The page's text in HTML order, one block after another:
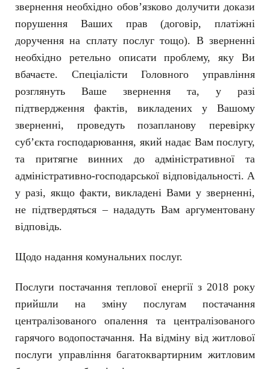
звернення необхідно обов’язково долучити докази
порушення Ваших прав (договір, платіжні
доручення на сплату послуг тощо). В зверненні
необхідно ретельно описати проблему, яку Ви
вбачаєте. Спеціалісти Головного управління
розглянуть Ваше звернення та, у разі
підтвердження фактів, викладених у Вашому
зверненні, проведуть позапланову перевірку
суб’єкта господарювання, який надає Вам послугу,
та притягне винних до адміністративної та
адміністративно-господарської відповідальності. А
у разі, якщо факти, викладені Вами у зверненні,
не підтвердяться – нададуть Вам аргументовану
відповідь.
Щодо надання комунальних послуг.
Послуги постачання теплової енергії з 2018 року
прийшли на зміну послугам постачання
централізованого опалення та централізованого
гарячого водопостачання. На відміну від житлової
послуги управління багатоквартирним житловим